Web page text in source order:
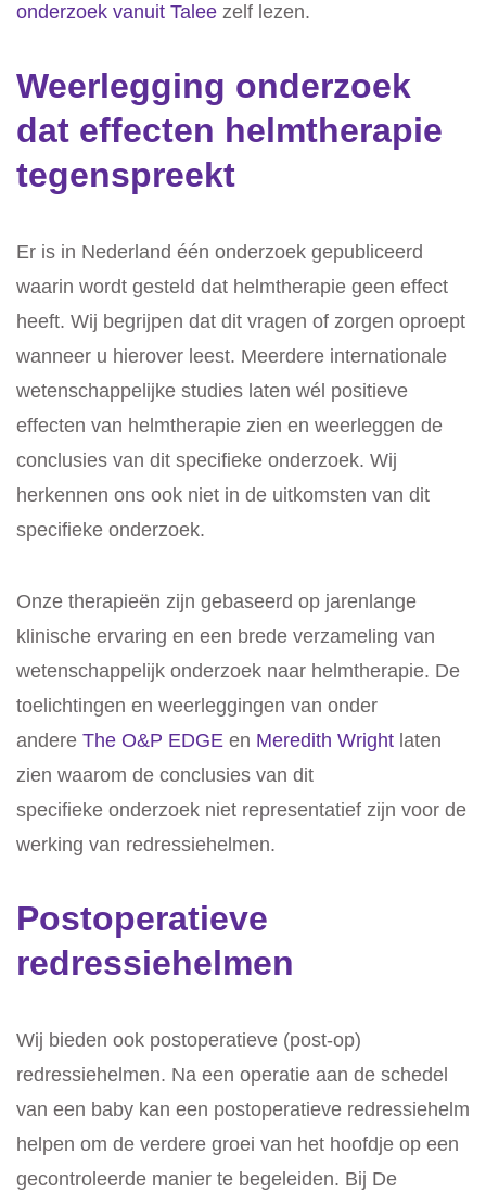
onderzoek vanuit Talee zelf lezen.
Weerlegging onderzoek
dat effecten helmtherapie
tegenspreekt
Er is in Nederland één onderzoek gepubliceerd
waarin wordt gesteld dat helmtherapie geen effect
heeft. Wij begrijpen dat dit vragen of zorgen oproept
wanneer u hierover leest. Meerdere internationale
wetenschappelijke studies laten wél positieve
effecten van helmtherapie zien en weerleggen de
conclusies van dit specifieke onderzoek. Wij
herkennen ons ook niet in de uitkomsten van dit
specifieke onderzoek.
Onze therapieën zijn gebaseerd op jarenlange
klinische ervaring en een brede verzameling van
wetenschappelijk onderzoek naar helmtherapie. De
toelichtingen en weerleggingen van onder
andere The O&P EDGE en Meredith Wright laten
zien waarom de conclusies van dit
specifieke onderzoek niet representatief zijn voor de
werking van redressiehelmen.
Postoperatieve
redressiehelmen
Wij bieden ook postoperatieve (post-op)
redressiehelmen. Na een operatie aan de schedel
van een baby kan een postoperatieve redressiehelm
helpen om de verdere groei van het hoofdje op een
gecontroleerde manier te begeleiden. Bij De